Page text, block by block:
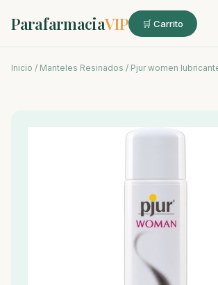
ParafarmaciaVIP 🛒 Carrito
Inicio / Manteles Resinados / Pjur women